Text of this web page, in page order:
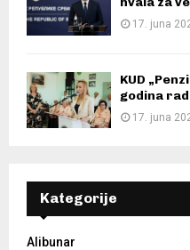
17. juna
KUD
godina
17. juna
Kategorije
Alibunar